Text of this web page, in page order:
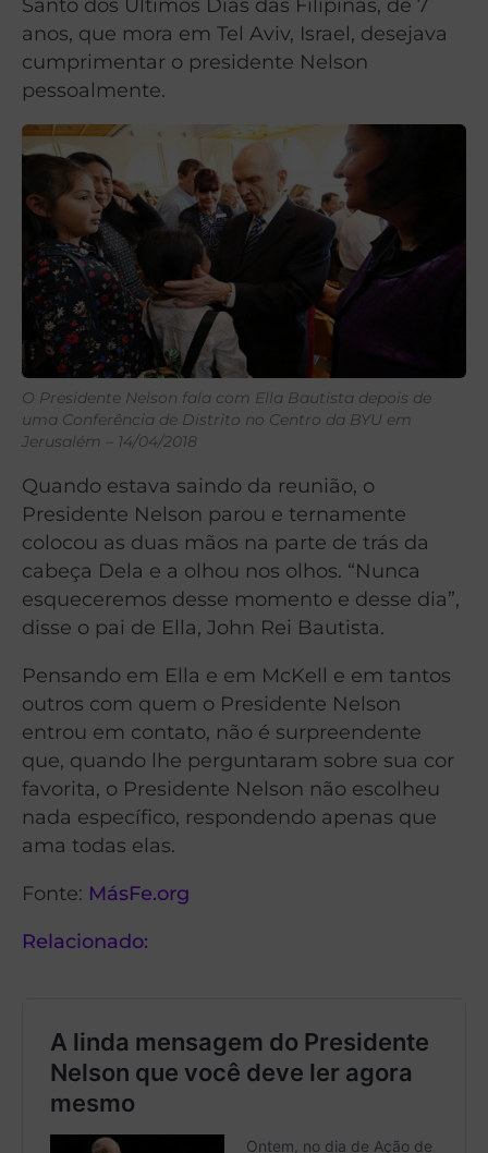
Santo dos Últimos Dias das Filipinas, de 7
anos, que mora em Tel Aviv, Israel, desejava
cumprimentar o presidente Nelson
pessoalmente.
O Presidente Nelson fala com Ella Bautista depois de
uma Conferência de Distrito no Centro da BYU em
Jerusalém – 14/04/2018
Quando estava saindo da reunião, o
Presidente Nelson parou e ternamente
colocou as duas mãos na parte de trás da
cabeça Dela e a olhou nos olhos. “Nunca
esqueceremos desse momento e desse dia”,
disse o pai de Ella, John Rei Bautista.
Pensando em Ella e em McKell e em tantos
outros com quem o Presidente Nelson
entrou em contato, não é surpreendente
que, quando lhe perguntaram sobre sua cor
favorita, o Presidente Nelson não escolheu
nada específico, respondendo apenas que
ama todas elas.
Fonte: MásFe.org
Relacionado: